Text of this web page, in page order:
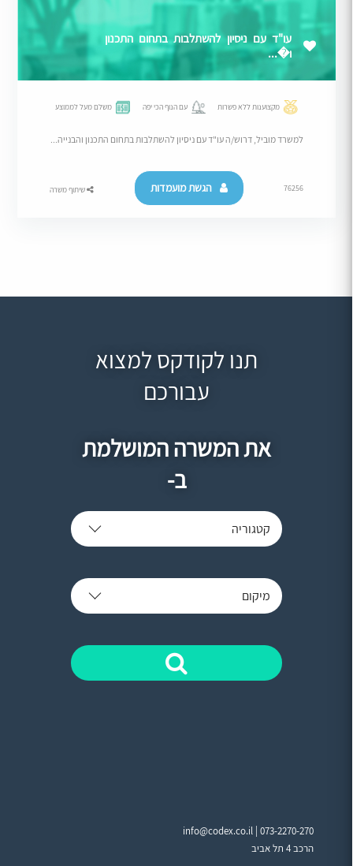
עו"ד עם ניסיון להשתלבות בתחום התכנון
ו�...
מקצוענות ללא פשרות עם הנוף הכי יפה משלם מעל לממוצע
למשרד מוביל, דרוש/ה עו"ד עם ניסיון להשתלבות בתחום התכנון והבנייה...
76256 הגשת מועמדות שיתוף משרה
תנו לקודקס למצוא
עבורכם
את המשרה המושלמת
ב-
קטגוריה
מיקום
info@codex.co.il |073-2270-270
הרכב 4 תל אביב